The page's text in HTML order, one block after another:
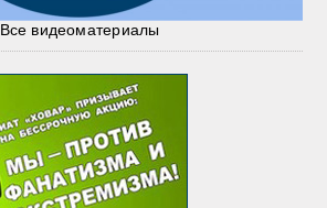
Все видеоматериалы